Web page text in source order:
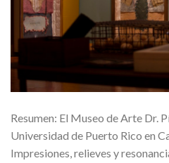
Resumen: El Museo de Arte Dr.
Universidad de Puerto Rico en
Impresiones, relieves y